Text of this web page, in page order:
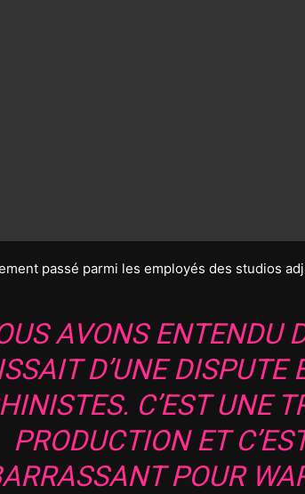
passé parmi les employés des studios
AVONS ENTENDU
D’UNE DISPUTE
C’EST UNE
PRODUCTION ET
POUR